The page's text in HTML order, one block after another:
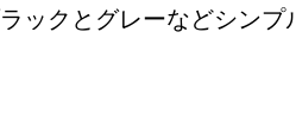
ックとグレーなどシンプ